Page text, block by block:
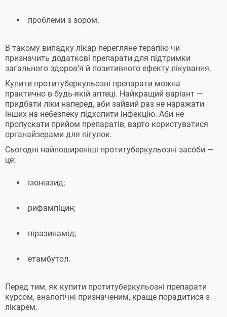
проблеми з зором.
В такому випадку лікар перегляне терапію чи
призначить додаткові препарати для підтримки
загального здоров’я й позитивного ефекту лікування.
Купити протитуберкульозні препарати можна
практично в будь-якій аптеці. Найкращий варіант —
придбати ліки наперед, аби зайвий раз не наражати
інших на небезпеку підхопити інфекцію. Аби не
пропускати прийом препаратів, варто користуватися
органайзерами для пігулок.
Сьогодні найпоширеніші протитуберкульозні засоби —
це:
ізоніазид;
рифампіцин;
піразинамід;
етамбутол.
Перед тим, як купити протитуберкульозні препарати
курсом, аналогічні призначеним, краще порадитися з
лікарем.